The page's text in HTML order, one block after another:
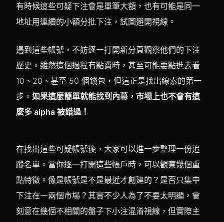
有時候這些可疑下注會是單筆大額，也有可能是同一
地址用連續的小額分批下注，試圖避開視線。
遇到這些帳號，不妨逐一打開新分頁觀察他們的下注
歷史。雖然這個過程有點費時，甚至可能要點進去看
10、20、甚至 50 個錢包，但這正是找出線索的第一
步。如果這麼簡單就能找到內幕，市場上也不會有這
麼多 alpha 被錯過！
在找出這些可疑帳號後，大家可以進一步整理一份追
蹤名單。當你逐一打開這些帳戶時，可以觀察幾個重
點特徵。像是帳號是不是最近才創建的？是否只集中
下注在一兩個市場？其實不少人為了不要太明顯，會
刻意在幾個不相關的盤子下小注混淆視線，但實際主